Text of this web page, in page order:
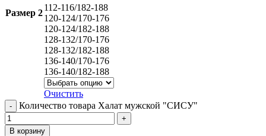
Размер 2
112-116/182-188
120-124/170-176
120-124/182-188
128-132/170-176
128-132/182-188
136-140/170-176
136-140/182-188
Очистить
Количество товара Халат мужской "СИСУ"
В корзину